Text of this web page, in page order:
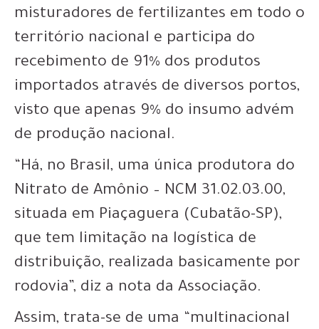
misturadores de fertilizantes em todo o
território nacional e participa do
recebimento de 91% dos produtos
importados através de diversos portos,
visto que apenas 9% do insumo advém
de produção nacional.
“Há, no Brasil, uma única produtora do
Nitrato de Amônio – NCM 31.02.03.00,
situada em Piaçaguera (Cubatão-SP),
que tem limitação na logística de
distribuição, realizada basicamente por
rodovia”, diz a nota da Associação.
Assim, trata-se de uma “multinacional